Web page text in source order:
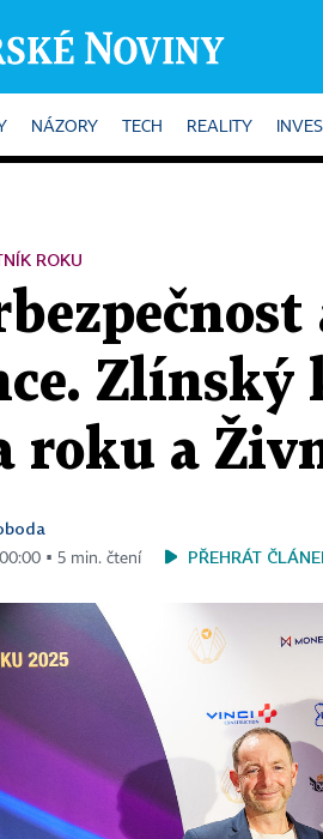
NÁZORY TECH REALITY
ROKU
Zlínský
roku a
00:00 ▪ 5 min. čtení PŘEHRÁT